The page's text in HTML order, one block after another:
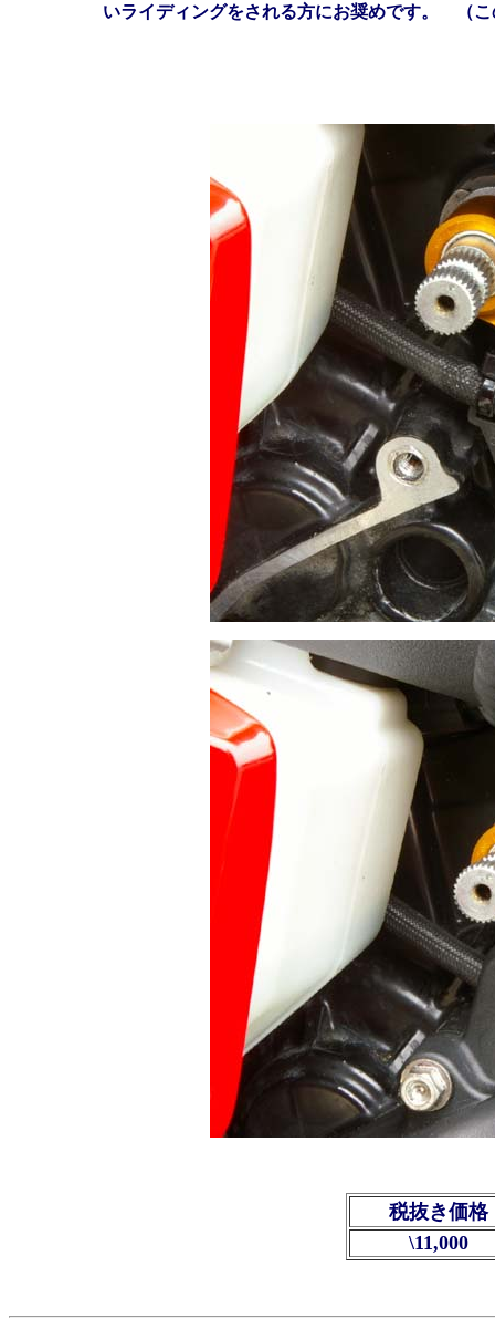
いライディングをされる方にお奨めです。 （
税抜き価格
\11,000